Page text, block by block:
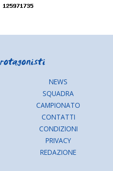
NEWS
SQUADRA
CAMPIONATO
CONTATTI
CONDIZIONI
PRIVACY
REDAZIONE